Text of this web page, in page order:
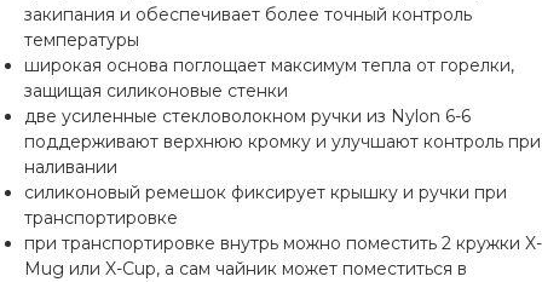
закипания и обеспечивает более точный контроль
температуры
широкая основа поглощает максимум тепла от горелки,
защищая силиконовые стенки
две усиленные стекловолокном ручки из Nylon 6-6
поддерживают верхнюю кромку и улучшают контроль при
наливании
силиконовый ремешок фиксирует крышку и ручки при
транспортировке
при транспортировке внутрь можно поместить 2 кружки X-
Mug или X-Cup, а сам чайник может поместиться в